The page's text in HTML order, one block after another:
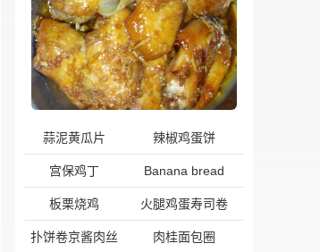
蒜泥黄瓜片 辣椒鸡蛋饼
宫保鸡丁 Banana bread
板栗烧鸡 火腿鸡蛋寿司卷
扑饼卷京酱肉丝 肉桂面包圈